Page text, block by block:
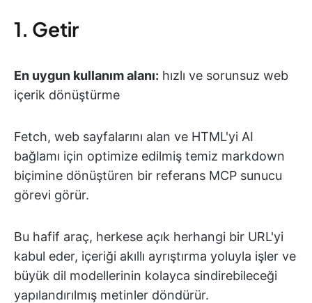
1. Getir
En uygun kullanım alanı: hızlı ve sorunsuz web
içerik dönüştürme
Fetch, web sayfalarını alan ve HTML'yi AI
bağlamı için optimize edilmiş temiz markdown
biçimine dönüştüren bir referans MCP sunucu
görevi görür.
Bu hafif araç, herkese açık herhangi bir URL'yi
kabul eder, içeriği akıllı ayrıştırma yoluyla işler ve
büyük dil modellerinin kolayca sindirebileceği
yapılandırılmış metinler döndürür.